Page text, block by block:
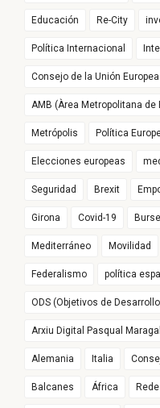
Educación Re-City
Política Internacional
Consejo de la Unión Europea
AMB (Àrea Metropolitana de
Metrópolis Política
Elecciones europeas
Seguridad Brexit
Girona Covid-19
Mediterráneo Movilidad
Federalismo política
ODS (Objetivos de
Arxiu Digital Pasqual Maragall
Alemania Italia
Balcanes África